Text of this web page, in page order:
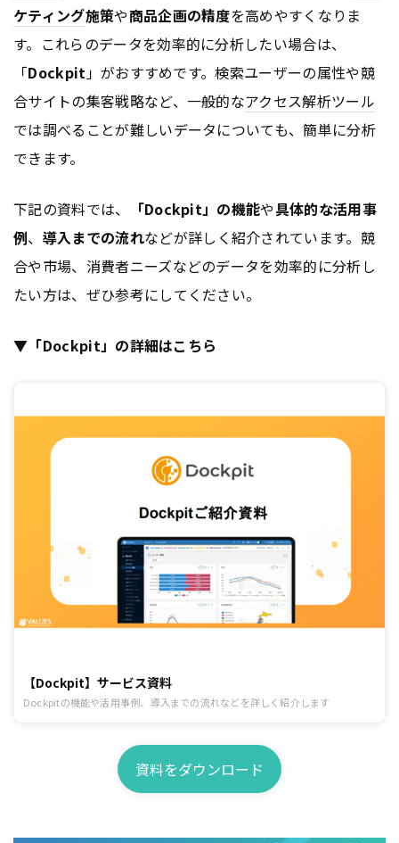
ケティング施策や商品企画の精度を高めやすくなりま
す。これらのデータを効率的に分析したい場合は、
「Dockpit」がおすすめです。検索ユーザーの属性や競
合サイトの集客戦略など、一般的なアクセス解析ツール
では調べることが難しいデータについても、簡単に分析
できます。
下記の資料では、 「Dockpit」の機能や具体的な活用事
例、 導入までの流れなどが詳しく紹介されています。競
合や市場、消費者ニーズなどのデータを効率的に分析し
たい方は、ぜひ参考にしてください。
▼「Dockpit」の詳細はこちら
【Dockpit】サービス資料
Dockpitの機能や活用事例、導入までの流れなどを詳しく紹介します
資料をダウンロード